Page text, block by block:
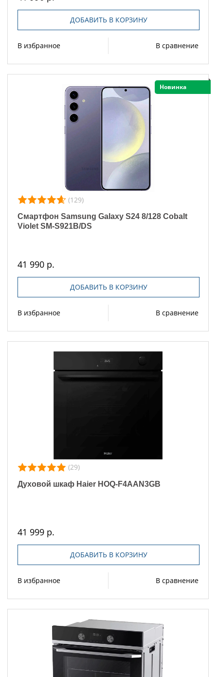
ДОБАВИТЬ В КОРЗИНУ
В избранное В сравнение
Новинка
(129)
Смартфон Samsung Galaxy S24 8/128 Cobalt
Violet SM-S921B/DS
41 990 р.
ДОБАВИТЬ В КОРЗИНУ
В избранное В сравнение
(29)
Духовой шкаф Haier HOQ-F4AAN3GB
41 999 р.
ДОБАВИТЬ В КОРЗИНУ
В избранное В сравнение